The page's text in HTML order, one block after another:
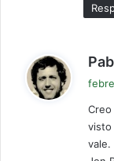
visto
vale.